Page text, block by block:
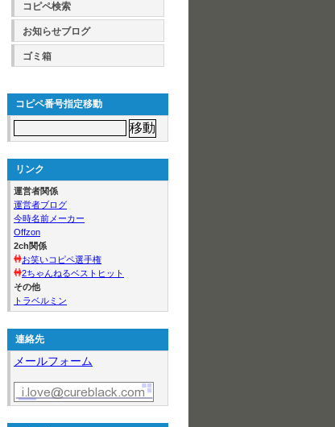
コピペ検索
お知らせブログ
ゴミ箱
コピペ番号指定移動
リンク
運営者関係
運営者ブログ
今時名前メーカー
Offzon
2ch関係
お笑いコピペ選手権
2ちゃんねるベストヒット
その他
トラベルミン
連絡先
メールフォーム